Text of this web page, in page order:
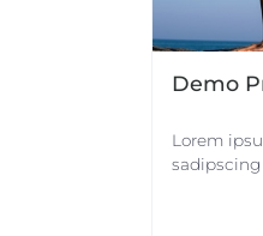
Demo
Lorem
sadipscing